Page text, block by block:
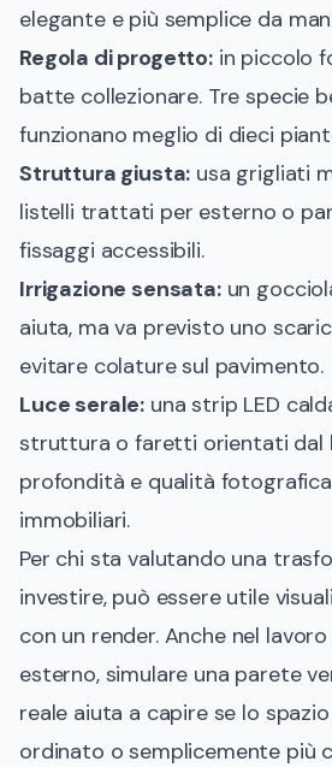
elegante e più semplice da
Regola di progetto:in piccolo
batte collezionare. Tre specie
funzionano meglio di dieci
Struttura giusta: usa grigliati
listelli trattati per esterno o
fissaggi accessibili.
Irrigazione sensata:un
aiuta, ma va previsto uno
evitare colature sul pavimento.
Luce serale: una strip LED
struttura o faretti orientati dal
profondità e qualità
immobiliari.
Per chi sta valutando una
investire, può essere utile
con un render. Anche nel
esterno, simulare una parete
reale aiuta a capire se lo
ordinato o semplicemente più